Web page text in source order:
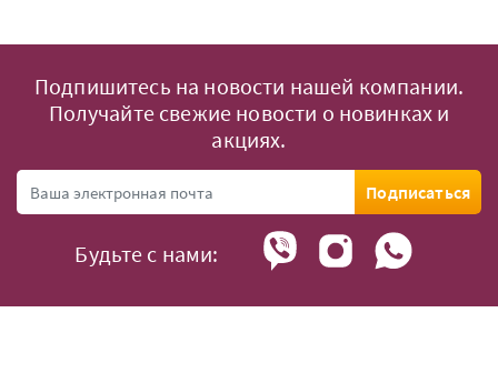
Подпишитесь на новости нашей компании.
Получайте свежие новости о новинках и
акциях.
Подписаться
Будьте с нами: